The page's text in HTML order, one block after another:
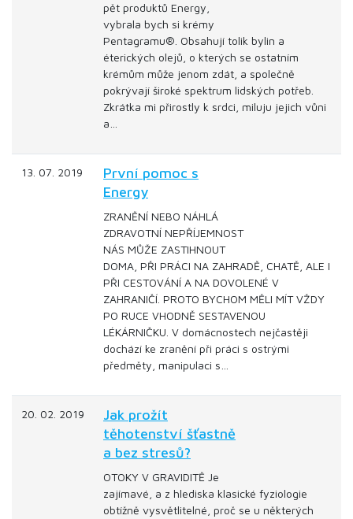
pět produktů Energy,
vybrala bych si krémy
Pentagramu®. Obsahují tolik bylin a
éterických olejů, o kterých se ostatním
krémům může jenom zdát, a společně
pokrývají široké spektrum lidských potřeb.
Zkrátka mi přirostly k srdci, miluju jejich vůni
a…
13. 07. 2019
První pomoc s
Energy
ZRANĚNÍ NEBO NÁHLÁ
ZDRAVOTNÍ NEPŘÍJEMNOST
NÁS MŮŽE ZASTIHNOUT
DOMA, PŘI PRÁCI NA ZAHRADĚ, CHATĚ, ALE I
PŘI CESTOVÁNÍ A NA DOVOLENÉ V
ZAHRANIČÍ. PROTO BYCHOM MĚLI MÍT VŽDY
PO RUCE VHODNĚ SESTAVENOU
LÉKÁRNIČKU. V domácnostech nejčastěji
dochází ke zranění při práci s ostrými
předměty, manipulaci s…
20. 02. 2019
Jak prožít
těhotenství šťastně
a bez stresů?
OTOKY V GRAVIDITĚ Je
zajímavé, a z hlediska klasické fyziologie
obtížně vysvětlitelné, proč se u některých